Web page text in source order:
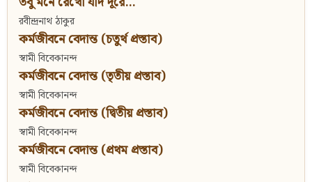
রবীন্দ্রনাথ ঠাকুর
কর্মজীবনে বেদান্ত (চতুর্থ প্রস্তাব)
স্বামী বিবেকানন্দ
কর্মজীবনে বেদান্ত (তৃতীয় প্রস্তাব)
স্বামী বিবেকানন্দ
কর্মজীবনে বেদান্ত (দ্বিতীয় প্রস্তাব)
স্বামী বিবেকানন্দ
কর্মজীবনে বেদান্ত (প্রথম প্রস্তাব)
স্বামী বিবেকানন্দ